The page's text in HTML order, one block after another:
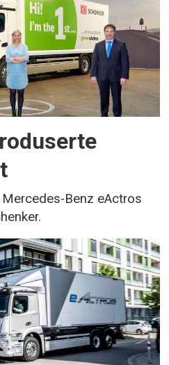
Benz eActros